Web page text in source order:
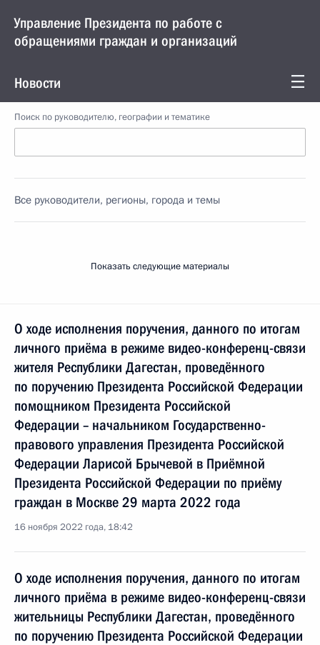
Управление Президента по работе с
обращениями граждан и организаций
Новости
Поиск по руководителю, географии и тематике
Все руководители, регионы, города и темы
Показать следующие материалы
О ходе исполнения поручения, данного по итогам
личного приёма в режиме видео-конференц-связи
жителя Республики Дагестан, проведённого
по поручению Президента Российской Федерации
помощником Президента Российской
Федерации – начальником Государственно-
правового управления Президента Российской
Федерации Ларисой Брычевой в Приёмной
Президента Российской Федерации по приёму
граждан в Москве 29 марта 2022 года
16 ноября 2022 года, 18:42
О ходе исполнения поручения, данного по итогам
личного приёма в режиме видео-конференц-связи
жительницы Республики Дагестан, проведённого
по поручению Президента Российской Федерации